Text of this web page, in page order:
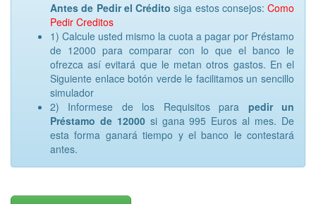
Antes de Pedir el Crédito siga estos consejos: Como
Pedir Creditos
1) Calcule usted mismo la cuota a pagar por Préstamo
de 12000 para comparar con lo que el banco le
ofrezca así evitará que le metan otros gastos. En el
Siguiente enlace botón verde le facilitamos un sencillo
simulador
2) Informese de los Requisitos para pedir un
Préstamo de 12000 si gana 995 Euros al mes. De
esta forma ganará tiempo y el banco le contestará
antes.